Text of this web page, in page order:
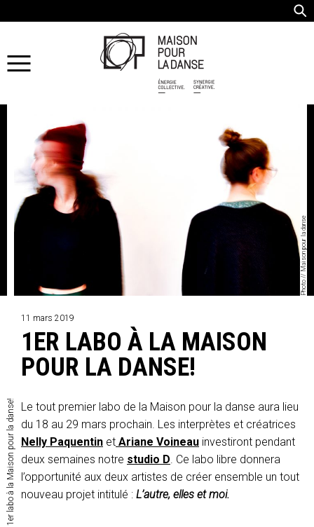
Photo // Maison pour la danse
11 mars 2019
1ER LABO À LA MAISON
POUR LA DANSE!
1er labo à la Maison pour la danse! Le tout premier labo de la Maison pour la danse aura lieu
du 18 au 29 mars prochain. Les interprètes et créatrices
Nelly Paquentin et Ariane Voineau investiront pendant
deux semaines notre studio D. Ce labo libre donnera
l’opportunité aux deux artistes de créer ensemble un tout
nouveau projet intitulé : L’autre, elles et moi.